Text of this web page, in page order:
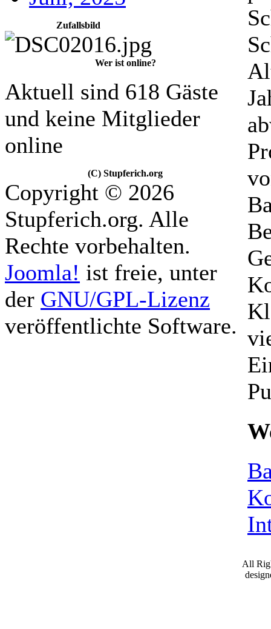
Zufallsbild
Wer ist online?
Aktuell sind 618 Gäste
und keine Mitglieder
online
(C) Stupferich.org
Copyright © 2026
Stupferich.org. Alle
Rechte vorbehalten.
Joomla! ist freie, unter
der GNU/GPL-Lizenz
veröffentlichte Software.
All